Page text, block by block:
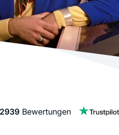
lassen Sehr beliebt
Service erstellt Ihre Website
2939 Bewertungen